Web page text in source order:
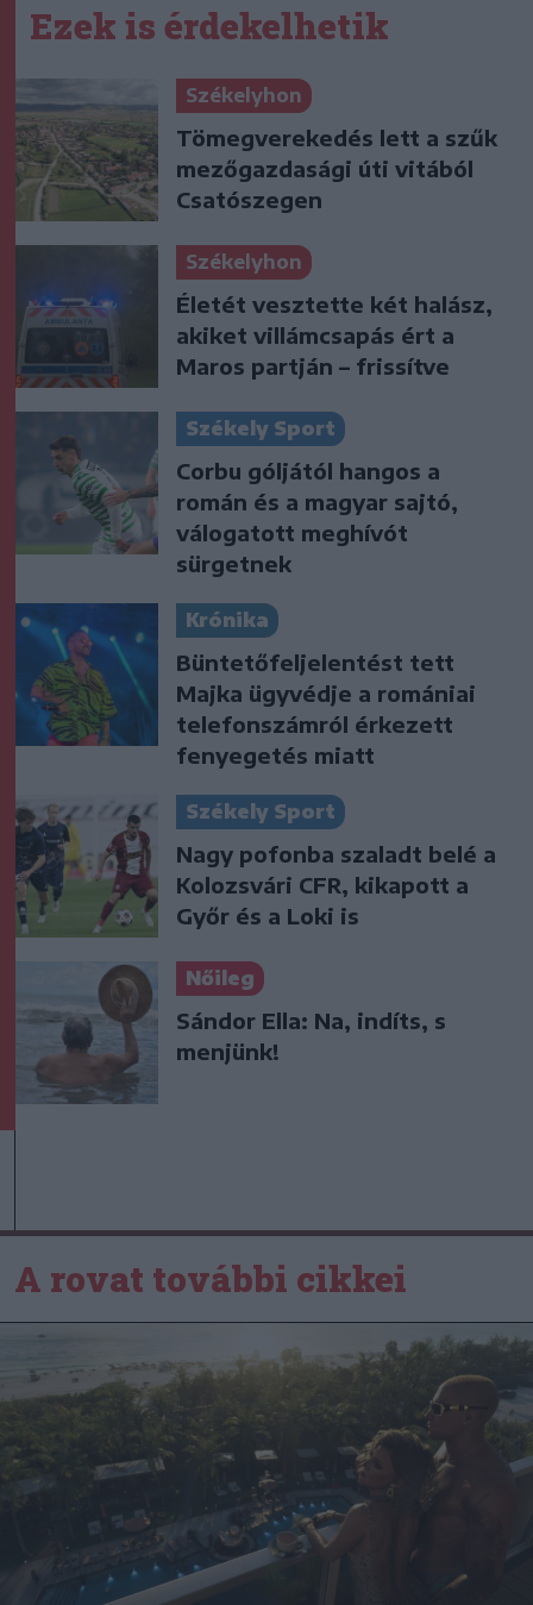
Ezek is érdekelhetik
Székelyhon
Tömegverekedés lett a szűk
mezőgazdasági úti vitából
Csatószegen
Székelyhon
Életét vesztette két halász,
akiket villámcsapás ért a
Maros partján – frissítve
Székely Sport
Corbu góljától hangos a
román és a magyar sajtó,
válogatott meghívót
sürgetnek
Krónika
Büntetőfeljelentést tett
Majka ügyvédje a romániai
telefonszámról érkezett
fenyegetés miatt
Székely Sport
Nagy pofonba szaladt belé a
Kolozsvári CFR, kikapott a
Győr és a Loki is
Nőileg
Sándor Ella: Na, indíts, s
menjünk!
A rovat további cikkei